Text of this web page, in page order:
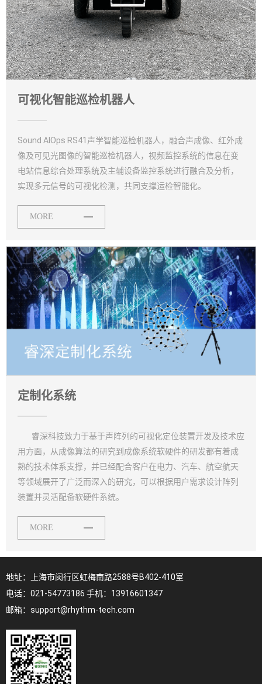
可视化智能巡检机器人
Sound AIOps RS41声学智能巡检机器人，融合声成像、红外成
像及可见光图像的智能巡检机器人，视频监控系统的信息在变
电站信息综合处理系统及主辅设备监控系统进行融合及分析，
实现多元信号的可视化检测，共同支撑运检智能化。
MORE
定制化系统
睿深科技致力于基于声阵列的可视化定位装置开发及技术应
用方面，从成像算法的研究到成像系统软硬件的研发都有着成
熟的技术体系支撑，并已经配合客户在电力、汽车、航空航天
等领域展开了广泛而深入的研究，可以根据用户需求设计阵列
装置并灵活配备软硬件系统。
MORE
地址：上海市闵行区虹梅南路2588号B402-410室
电话：021-54773186 手机：13916601347
邮箱： support@rhythm-tech.com